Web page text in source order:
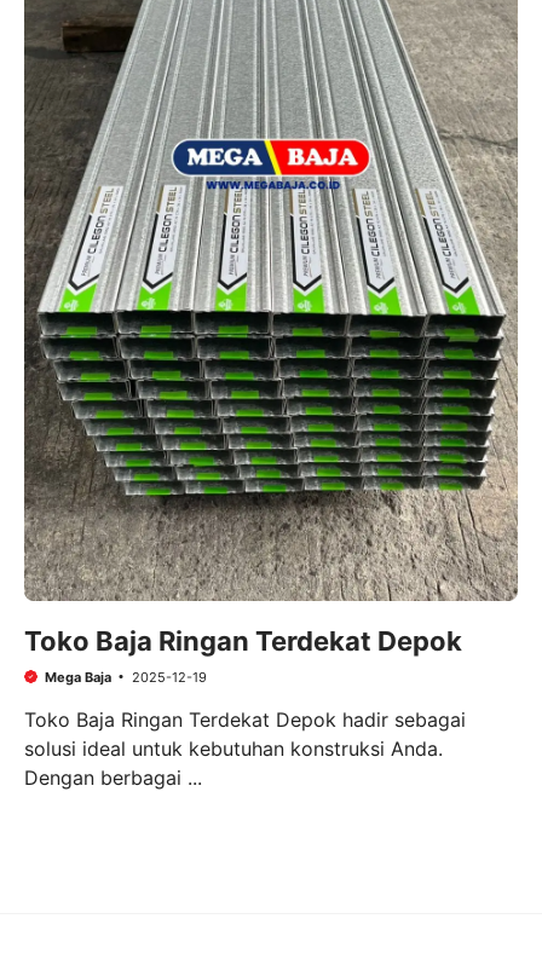
Toko Baja Ringan Terdekat Depok
Mega Baja 2025-12-19
Toko Baja Ringan Terdekat Depok hadir sebagai
solusi ideal untuk kebutuhan konstruksi Anda.
Dengan berbagai ...